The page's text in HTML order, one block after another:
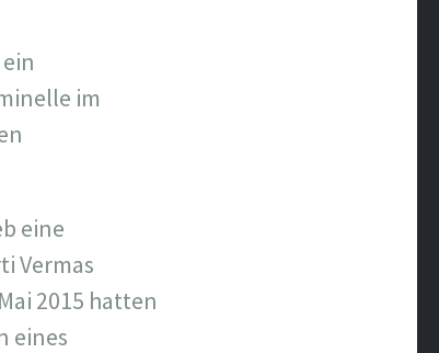
im
eine
Vermas
2015 hatten
eines